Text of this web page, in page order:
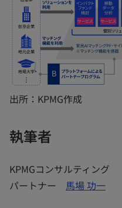
出所：KPMG作成
執筆者
KPMGコンサルティング
パートナー 馬場 功一